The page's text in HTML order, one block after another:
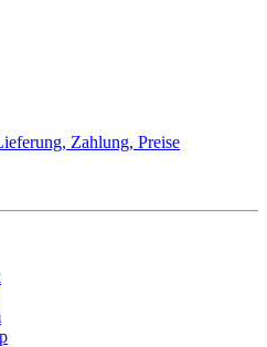
Zahlung, Preise